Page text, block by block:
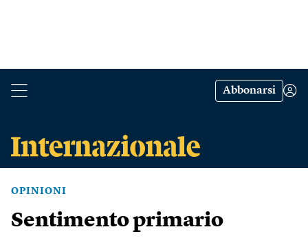
Abbonarsi
OPINIONI
Sentimento primario